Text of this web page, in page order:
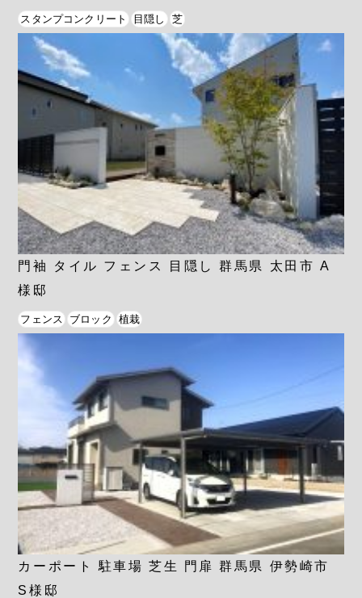
スタンプコンクリート 目隠し 芝
門袖 タイル フェンス 目隠し 群馬県 太田市 A
様邸
フェンス ブロック 植栽
カーポート 駐車場 芝生 門扉 群馬県 伊勢崎市
S様邸